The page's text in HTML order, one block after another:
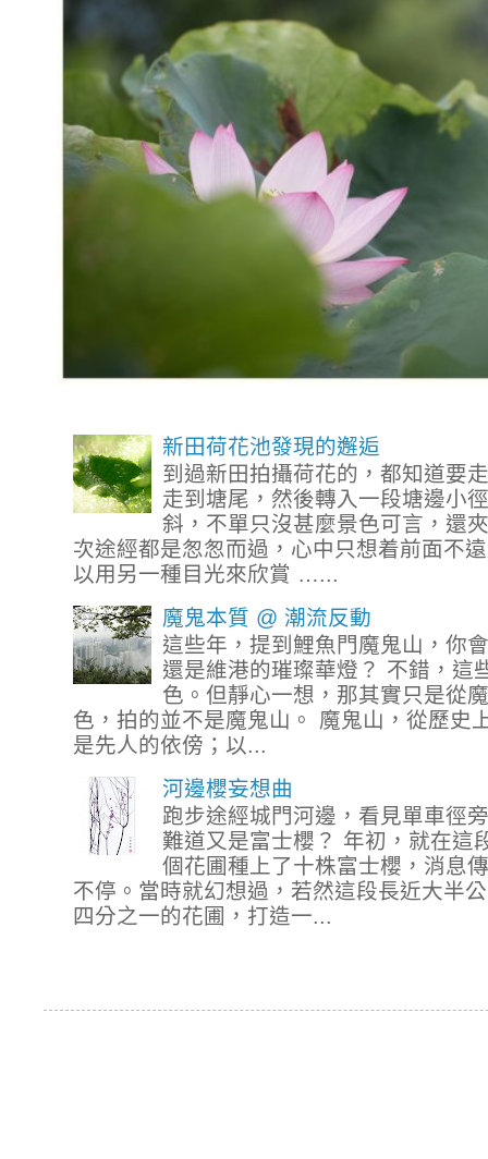
新田荷花池發現的邂逅
到過新田拍攝荷花的，都知道要
走到塘尾，然後轉入一段塘邊小
斜，不單只沒甚麼景色可言，還
次途經都是怱怱而過，心中只想着前面不
以用另一種目光來欣賞 …...
魔鬼本質 @ 潮流反動
這些年，提到鯉魚門魔鬼山，你
還是維港的璀璨華燈？ 不錯，這
色。但靜心一想，那其實只是從
色，拍的並不是魔鬼山。 魔鬼山，從歷史
是先人的依傍；以...
河邊櫻妄想曲
跑步途經城門河邊，看見單車徑
難道又是富士櫻？ 年初，就在這
個花圃種上了十株富士櫻，消息
不停。當時就幻想過，若然這段長近大半
四分之一的花圃，打造一...